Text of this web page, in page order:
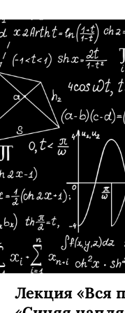
Открытая
контрольная
требовалось
«Яндекс» в
всероссийскую
назвать
популяризацию